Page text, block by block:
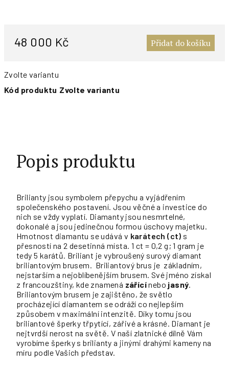
48 000 Kč Přidat do košíku
Zvolte variantu
Kód produktu Zvolte variantu
Popis produktu
Brilianty jsou symbolem přepychu a vyjádřením
společenského postavení. Jsou věčné a investice do
nich se vždy vyplatí. Diamanty jsou nesmrtelné,
dokonalé a jsou jedinečnou formou úschovy majetku.
Hmotnost diamantu se udává v karátech (ct) s
přesností na 2 desetinná místa. 1 ct = 0,2 g; 1 gram je
tedy 5 karátů. Briliant je vybroušený surový diamant
briliantovým brusem. Briliantový brus je základním,
nejstarším a nejoblíbenějším brusem. Své jméno získal
z francouzštiny, kde znamená zářícínebo jasný.
Briliantovým brusem je zajištěno, že světlo
procházející diamantem se odráží co nejlepším
způsobem v maximální intenzitě. Díky tomu jsou
briliantové šperky třpytící, zářivé a krásné. Diamant je
nejtvrdší nerost na světě. V naší zlatnické dílně Vám
vyrobíme šperky s brilianty a jinými drahými kameny na
míru podle Vašich představ.